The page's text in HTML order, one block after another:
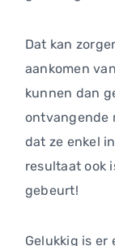
Dat kan
aankomen
kunnen dan
ontvangende
dat ze enkel
resultaat ook
gebeurt!
Gelukkig is er